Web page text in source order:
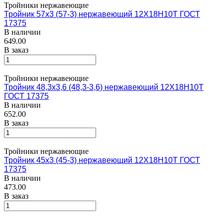
Тройники нержавеющие
Тройник 57х3 (57-3) нержавеющий 12Х18Н10Т ГОСТ
17375
В наличии
649.00
В заказ
Тройники нержавеющие
Тройник 48,3х3,6 (48,3-3,6) нержавеющий 12Х18Н10Т
ГОСТ 17375
В наличии
652.00
В заказ
Тройники нержавеющие
Тройник 45х3 (45-3) нержавеющий 12Х18Н10Т ГОСТ
17375
В наличии
473.00
В заказ